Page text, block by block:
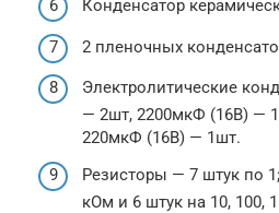
Конденсатор
2 пленочных
Электролитические
— 2шт, 2200мкФ (16В) —
220мкФ (16В) — 1шт.
Резисторы — 7 штук по 1;
кОм и 6 штук на 10, 100,